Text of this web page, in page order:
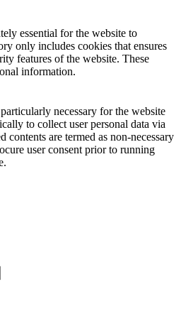
essential for the website to
only includes cookies that ensures
features of the website. These
information.
necessary for the website
to collect user personal data via
contents are termed as non-necessary
user consent prior to running